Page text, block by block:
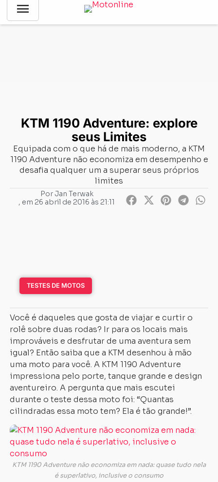
menu
Notícias Testes de motos-KTM 1190 Adventure: explore
KTM 1190 Adventure: explore
seus Limites
Equipada com o que há de mais moderno, a KTM
1190 Adventure não economiza em desempenho e
desafia qualquer um a superar seus próprios
limites
PorJan Terwak
, em 26 abril de 2016 às 21:11
TESTES DE MOTOS
Você é daqueles que gosta de viajar e curtir o
rolê sobre duas rodas? Ir para os locais mais
improváveis e desfrutar de uma aventura sem
igual? Então saiba que a KTM desenhou à mão
uma moto para você. A KTM 1190 Adventure
impressiona pelo porte, tanque grande e design
aventureiro. A pergunta que mais escutei
durante o teste dessa moto foi: “Quantas
cilindradas essa moto tem? Ela é tão grande!”.
KTM 1190 Adventure não economiza em nada: quase tudo nela
é superlativo, inclusive o consumo